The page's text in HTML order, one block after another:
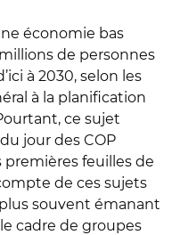
économie bas
de personnes
à 2030, selon les
à la planification
ce sujet
jour des COP
premières feuilles de
de ces sujets
souvent émanant
cadre de groupes